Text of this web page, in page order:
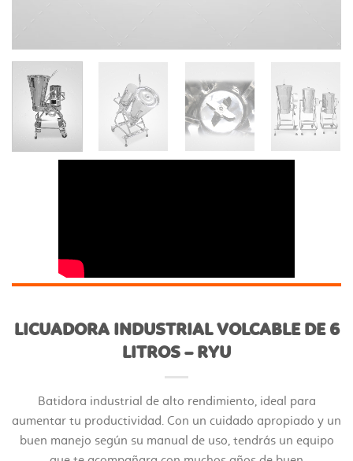
LICUADORA INDUSTRIAL VOLCABLE DE 6
LITROS – RYU
Batidora industrial de alto rendimiento, ideal para
aumentar tu productividad. Con un cuidado apropiado y un
buen manejo según su manual de uso, tendrás un equipo